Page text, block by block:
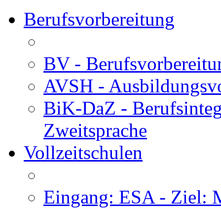
Berufsvorbereitung
BV -
AVSH -
BiK-DaZ -
Zweitsprache
Vollzeitschulen
Eingang: ESA - Ziel: